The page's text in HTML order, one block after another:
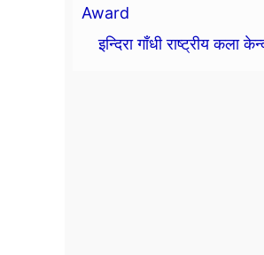
Award
इन्दिरा गाँधी राष्ट्रीय